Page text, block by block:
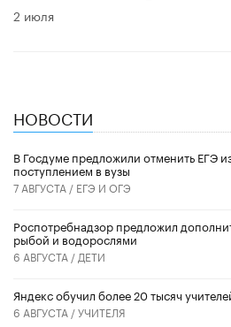
2 июля
НОВОСТИ
В Госдуме предложили отменить ЕГЭ
поступлением в вузы
7 АВГУСТА / ЕГЭ И ОГЭ
Роспотребнадзор предложил
рыбой и водорослями
6 АВГУСТА / ДЕТИ
​Яндекс обучил более 20 тысяч
6 АВГУСТА /УЧИТЕЛЯ